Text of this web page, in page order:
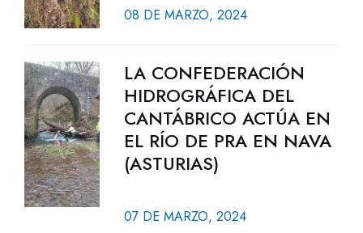
08 DE MARZO, 2024
LA CONFEDERACIÓN
HIDROGRÁFICA DEL
CANTÁBRICO ACTÚA EN
EL RÍO DE PRA EN NAVA
(ASTURIAS)
07 DE MARZO, 2024